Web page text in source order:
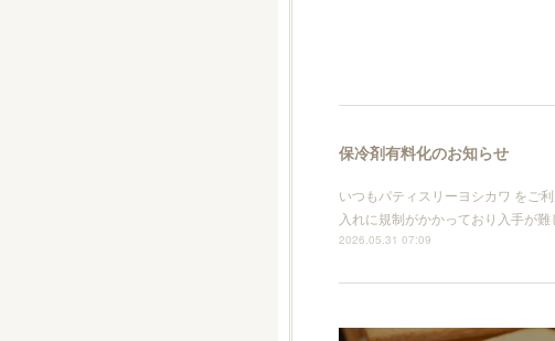
保冷剤有料化のお知らせ
いつもパティスリーヨシカワ をご
入れに規制がかかっており入手が
2026.05.31 07:09